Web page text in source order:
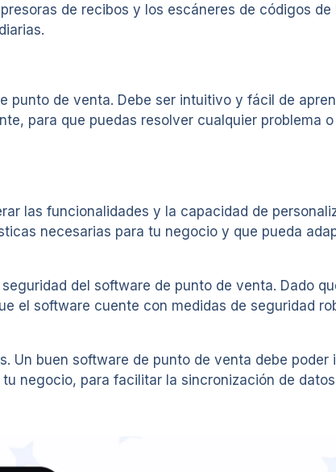
de recibos y los escáneres de códigos de
de venta. Debe ser intuitivo y fácil de
para que puedas resolver cualquier problema
las funcionalidades y la capacidad de
necesarias para tu negocio y que pueda
del software de punto de venta. Dado
el software cuente con medidas de seguridad
buen software de punto de venta debe poder
negocio, para facilitar la sincronización de